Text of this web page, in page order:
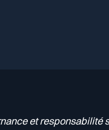
et responsabilité